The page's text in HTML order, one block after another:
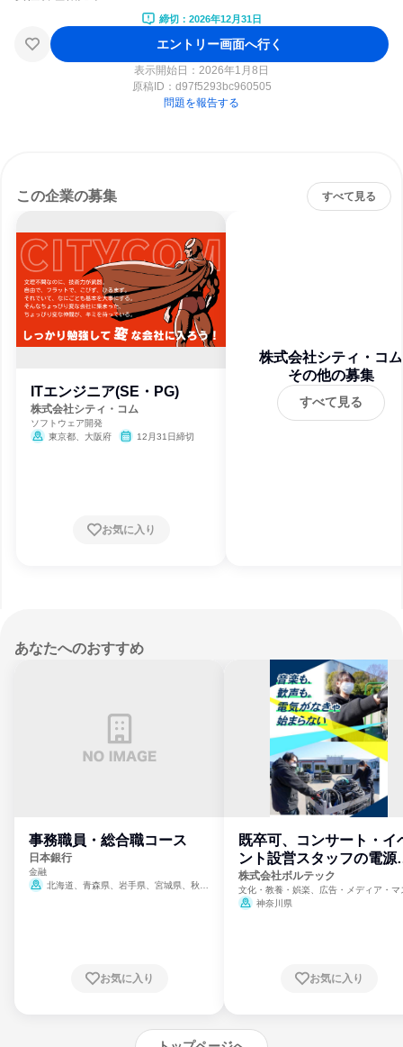
締切：2026年12月31日
エントリー画面へ行く
表示開始日：2026年1月8日
原稿ID： d97f5293bc960505
問題を報告する
この企業の募集 すべて見る
ITエンジニア(SE・PG)
株式会社シティ・コム
ソフトウェア開発
東京都、大阪府
12月31日締切
お気に入り
株式会社シティ・コム
その他の募集
すべて見る
あなたへのおすすめ
事務職員・総合職コース
日本銀行
金融
北海道、青森県、岩手県、宮城県、秋田
崎県、熊本県、大分県、宮崎県、鹿児島県、
お気に入り
既卒可、コンサート・イ
ント設営スタッフの電源
門
株式会社ボルテック
文化・教養・娯楽、広告・メディア・マ
ミ、電力・ガス・水道・エネルギー
神奈川県
お気に入り